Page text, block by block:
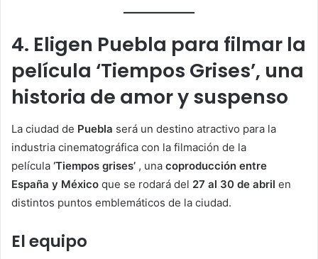
4. Eligen Puebla para filmar la
película ‘Tiempos Grises’, una
historia de amor y suspenso
La ciudad de Puebla será un destino atractivo para la
industria cinematográfica con la filmación de la
película ‘Tiempos grises’ , una coproducción entre
España y México que se rodará del 27 al 30 de abril en
distintos puntos emblemáticos de la ciudad.
El equipo